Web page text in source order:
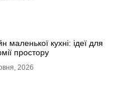
маленької кухні: ідеї для
простору
2026